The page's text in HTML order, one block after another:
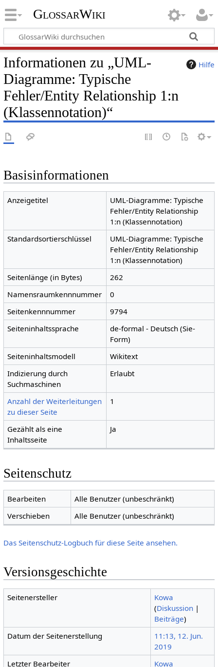
GlossarWiki
Hilfe
Informationen zu „UML-
Diagramme: Typische
Fehler/Entity Relationship 1:n
(Klassennotation)“
Basisinformationen
Anzeigetitel
UML-Diagramme: Typische
Fehler/Entity Relationship
1:n (Klassennotation)
Standardsortierschlüssel
UML-Diagramme: Typische
Fehler/Entity Relationship
1:n (Klassennotation)
Seitenlänge (in Bytes)
262
Namensraumkennnummer
0
Seitenkennnummer
9794
Seiteninhaltssprache
de-formal - Deutsch (Sie-
Form)
Seiteninhaltsmodell
Wikitext
Indizierung durch
Suchmaschinen
Erlaubt
Anzahl der Weiterleitungen
zu dieser Seite
1
Gezählt als eine
Inhaltsseite
Ja
Seitenschutz
Bearbeiten
Alle Benutzer (unbeschränkt)
Verschieben
Alle Benutzer (unbeschränkt)
Das Seitenschutz-Logbuch für diese Seite ansehen.
Versionsgeschichte
Seitenersteller
Kowa
(Diskussion |
Beiträge)
Datum der Seitenerstellung
11:13, 12. Jun.
2019
Letzter Bearbeiter
Kowa